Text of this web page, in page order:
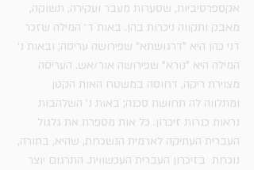
אקספרסיביות, שסערות מעבר ועקירה, תשוקה,
מאבק ותקווה ניכרות בהן. באות ד׳ המילה שזכר
דני כהן היא "דרגושתא" שפירושה עריסה; ובאות נ׳
המילה היא "נּורא" שפירושה אור/אש. העריסה
מצוירת ריקה, דחוסה במשטח האות הקטן
ומתלווה לה תחושת סכנה; באות נ' השלהבות
נראות כנרות זיכרון. כל אות מספרת את גלגול
העברית העתיקה לארמית הנשכחת, שהיא, בתורה,
נוכחת  בזיכרון העברית העכשווית. התרגום יוצר